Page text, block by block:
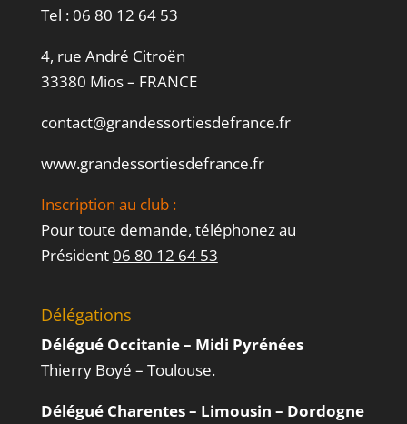
Tel :06 80 12 64 53
4, rue André Citroën
33380 Mios – FRANCE
contact@grandessortiesdefrance.fr
www.grandessortiesdefrance.fr
Inscription au club :
Pour toute demande, téléphonez au
Président06 80 12 64 53
Délégations
Délégué Occitanie – Midi Pyrénées
Thierry Boyé – Toulouse.
Délégué Charentes – Limousin – Dordogne